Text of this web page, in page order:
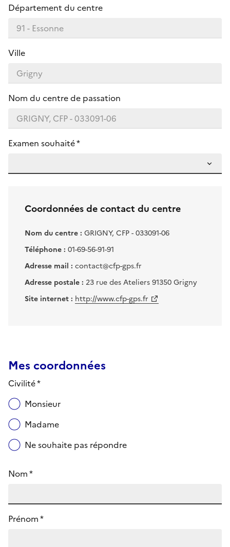
Département du centre
Ville
Nom du centre de passation
Examen souhaité *
Coordonnées de contact du centre
Nom du centre : GRIGNY, CFP - 033091-06
Téléphone : 01-69-56-91-91
Adresse mail : contact@cfp-gps.fr
Adresse postale : 23 rue des Ateliers 91350 Grigny
Site internet : http://www.cfp-gps.fr
Mes coordonnées
Civilité *
Monsieur
Madame
Ne souhaite pas répondre
Nom *
Prénom *